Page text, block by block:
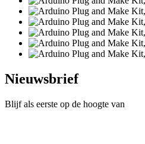
Nieuwsbrief
Blijf als eerste op de hoogte van